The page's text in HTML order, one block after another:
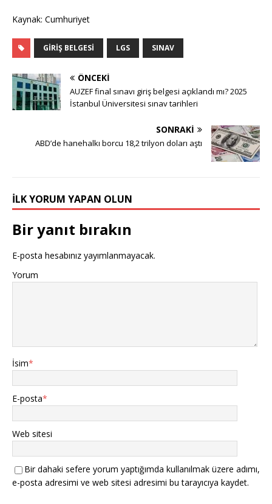
Kaynak: Cumhuriyet
GIRIŞ BELGESI LGS SINAV
ÖNCEKI
AUZEF final sınavı giriş belgesi açıklandı mı? 2025
İstanbul Üniversitesi sınav tarihleri
SONRAKI
ABD’de hanehalkı borcu 18,2 trilyon doları aştı
İLK YORUM YAPAN OLUN
Bir yanıt bırakın
E-posta hesabınız yayımlanmayacak.
Yorum
İsim*
E-posta*
Web sitesi
Bir dahaki sefere yorum yaptığımda kullanılmak üzere adımı,
e-posta adresimi ve web sitesi adresimi bu tarayıcıya kaydet.